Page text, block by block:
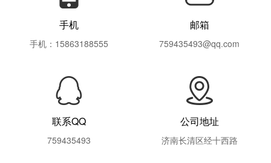
手机
手机：15863188555
邮箱
759435493@qq.com
联系QQ
759435493
公司地址
济南长清区经十西路